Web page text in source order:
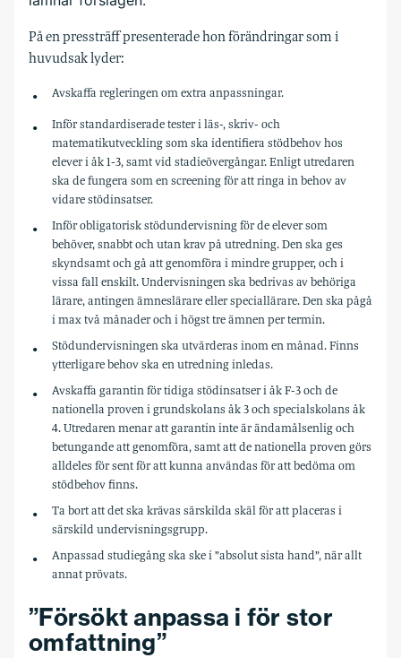
På en pressträff presenterade hon förändringar som i
huvudsak lyder:
Avskaffa regleringen om extra anpassningar.
Inför standardiserade tester i läs-, skriv- och
matematikutveckling som ska identifiera stödbehov hos
elever i åk 1-3, samt vid stadieövergångar. Enligt utredaren
ska de fungera som en screening för att ringa in behov av
vidare stödinsatser.
Inför obligatorisk stödundervisning för de elever som
behöver, snabbt och utan krav på utredning. Den ska ges
skyndsamt och gå att genomföra i mindre grupper, och i
vissa fall enskilt. Undervisningen ska bedrivas av behöriga
lärare, antingen ämneslärare eller speciallärare. Den ska pågå
i max två månader och i högst tre ämnen per termin.
Stödundervisningen ska utvärderas inom en månad. Finns
ytterligare behov ska en utredning inledas.
Avskaffa garantin för tidiga stödinsatser i åk F-3 och de
nationella proven i grundskolans åk 3 och specialskolans åk
4. Utredaren menar att garantin inte är ändamålsenlig och
betungande att genomföra, samt att de nationella proven görs
alldeles för sent för att kunna användas för att bedöma om
stödbehov finns.
Ta bort att det ska krävas särskilda skäl för att placeras i
särskild undervisningsgrupp.
Anpassad studiegång ska ske i ”absolut sista hand”, när allt
annat prövats.
”Försökt anpassa i för stor
omfattning”